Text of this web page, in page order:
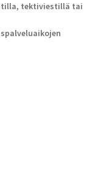
tektiviestillä tai